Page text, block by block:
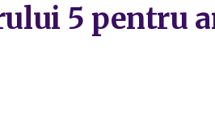
5 pentru